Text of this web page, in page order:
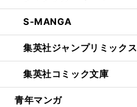
S-MANGA
集英社ジャンプリミックス
集英社コミック文庫
青年マンガ